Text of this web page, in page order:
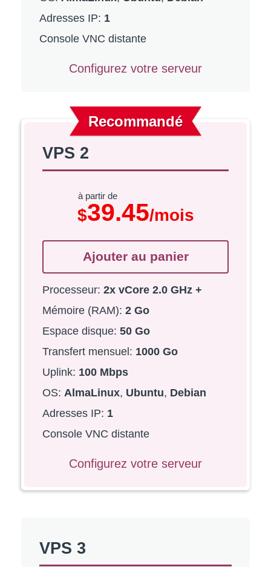
Adresses IP: 1
Console VNC distante
Configurez votre serveur
Recommandé
VPS 2
à partir de
$39.45/mois
Ajouter au panier
Processeur: 2x vCore 2.0 GHz +
Mémoire (RAM): 2 Go
Espace disque: 50 Go
Transfert mensuel: 1000 Go
Uplink: 100 Mbps
OS: AlmaLinux, Ubuntu, Debian
Adresses IP: 1
Console VNC distante
Configurez votre serveur
VPS 3